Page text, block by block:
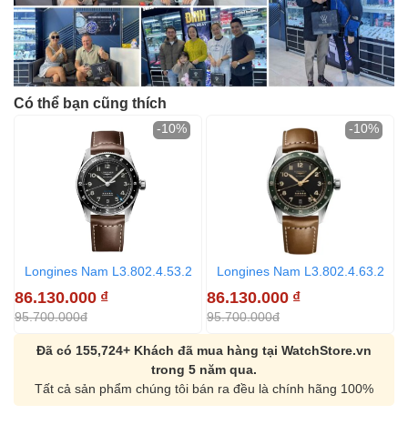
Có thể bạn cũng thích
Longines Nam L3.802.4.53.2
86.130.000 ₫
95.700.000đ
-10%
Longines Nam L3.802.4.63.2
86.130.000 ₫
95.700.000đ
-10%
Đã có 155,724+ Khách đã mua hàng tại WatchStore.vn
trong 5 năm qua.
Tất cả sản phẩm chúng tôi bán ra đều là chính hãng 100%
Orient Nam RA-
Casio Nam MTS-